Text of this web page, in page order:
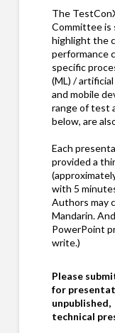
The
Committee is
highlight the
performance
specific
(ML) /
and mobile
range of test
below, are
Each
provided a
with 5
Authors may
Mandarin.
PowerPoint
write.)
Please
for
unpublished,
technical